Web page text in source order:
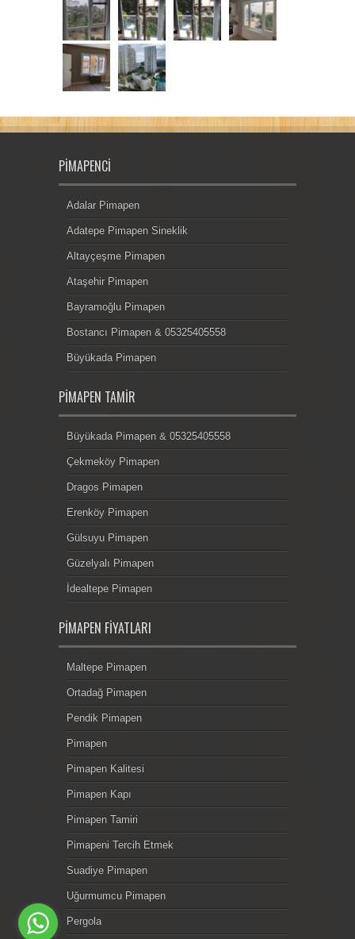
PIMAPENCI
Adalar Pimapen
Adatepe Pimapen Sineklik
Altayçeşme Pimapen
Ataşehir Pimapen
Bayramoğlu Pimapen
Bostancı Pimapen & 05325405558
Büyükada Pimapen
PIMAPEN TAMIR
Büyükada Pimapen & 05325405558
Çekmeköy Pimapen
Dragos Pimapen
Erenköy Pimapen
Gülsuyu Pimapen
Güzelyalı Pimapen
İdealtepe Pimapen
PIMAPEN FIYATLARI
Maltepe Pimapen
Ortadağ Pimapen
Pendik Pimapen
Pimapen
Pimapen Kalitesi
Pimapen Kapı
Pimapen Tamiri
Pimapeni Tercih Etmek
Suadiye Pimapen
Uğurmumcu Pimapen
Pergola